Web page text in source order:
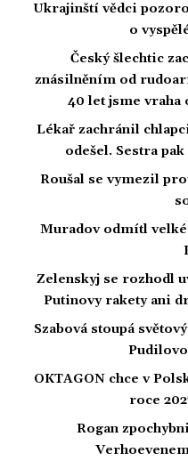
Ukrajinští vědci
o
Český šlechtic
znásilněním od
40 let jsme vraha
Lékař zachránil
odešel. Sestra
Roušal se vymezil
Muradov odmítl velké
Zelenskyj se rozhodl
Putinovy rakety ani
Szabová stoupá
OKTAGON chce v
roce
Rogan